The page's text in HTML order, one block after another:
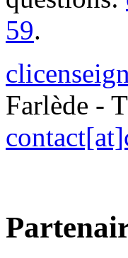
59.
Farlède -